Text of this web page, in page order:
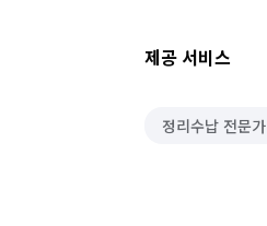
제공 서비스
정리수납 전문가